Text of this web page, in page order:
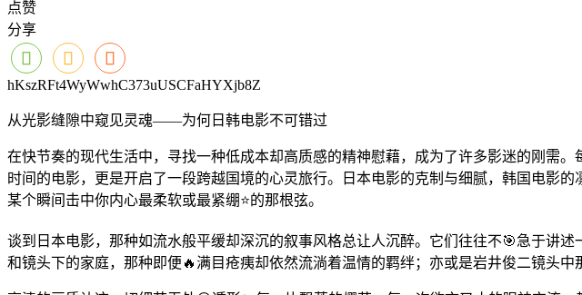
点赞
分享
hKszRFt4WyWwhC373uUSCFaHYXjb8Z
从光影缝隙中窥见灵魂——为何日韩电影不可错过
在快节奏的现代生活中，寻找一种低成本却高质感的精神慰藉，成为了许多影迷的刚需
时间的电影，更是开启了一段跨越国境的心灵旅行。日本电影的克制与细腻，韩国电影
某个瞬间击中你内心最柔软或最紧绷⭐的那根弦。
谈到日本电影，那种如流水般平缓却深沉的叙事风格总让人沉醉。它们往往不🎯急于讲
和镜头下的家庭，那种即便🔥满目疮痍却依然流淌着温情的羁绊；亦或是岩井俊二镜头中